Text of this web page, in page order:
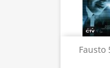
Fausto